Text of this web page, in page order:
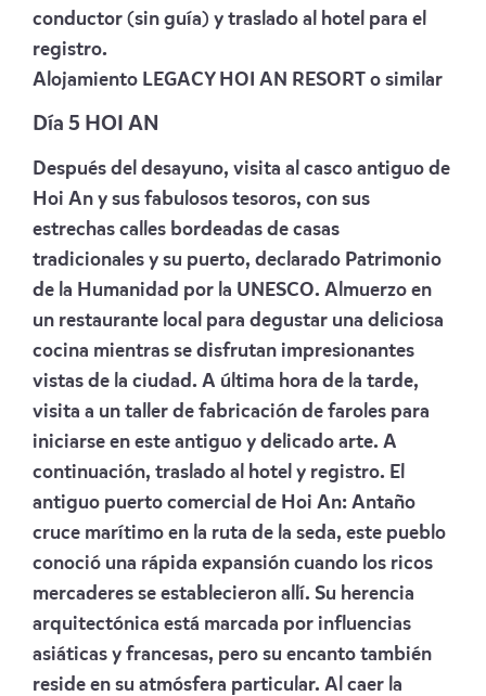
conductor (sin guía) y traslado al hotel para el
registro.
Alojamiento LEGACY HOI AN RESORT o similar
Día 5 HOI AN
Después del desayuno, visita al casco antiguo de
Hoi An y sus fabulosos tesoros, con sus
estrechas calles bordeadas de casas
tradicionales y su puerto, declarado Patrimonio
de la Humanidad por la UNESCO. Almuerzo en
un restaurante local para degustar una deliciosa
cocina mientras se disfrutan impresionantes
vistas de la ciudad. A última hora de la tarde,
visita a un taller de fabricación de faroles para
iniciarse en este antiguo y delicado arte. A
continuación, traslado al hotel y registro. El
antiguo puerto comercial de Hoi An: Antaño
cruce marítimo en la ruta de la seda, este pueblo
conoció una rápida expansión cuando los ricos
mercaderes se establecieron allí. Su herencia
arquitectónica está marcada por influencias
asiáticas y francesas, pero su encanto también
reside en su atmósfera particular. Al caer la